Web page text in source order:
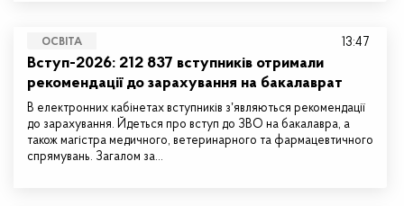
ОСВІТА
Вступ-2026: 212 837 вступників отримали
рекомендації до зарахування на бакалаврат
В електронних кабінетах вступників зʼявляються рекомендації
до зарахування. Йдеться про вступ до ЗВО на бакалавра, а
також магістра медичного, ветеринарного та фармацевтичного
спрямувань. Загалом за…
13:47